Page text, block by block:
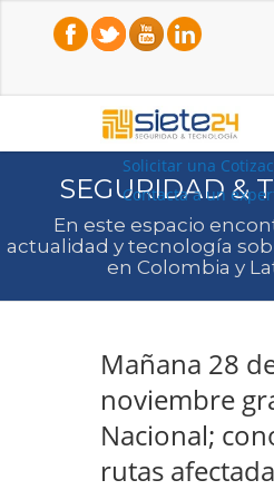
Solicitar una
Contacta a un
SEGURIDAD &
En este espacio
actualidad y tecnología
en Colombia y
Mañana 28
noviembre
Nacional;
rutas